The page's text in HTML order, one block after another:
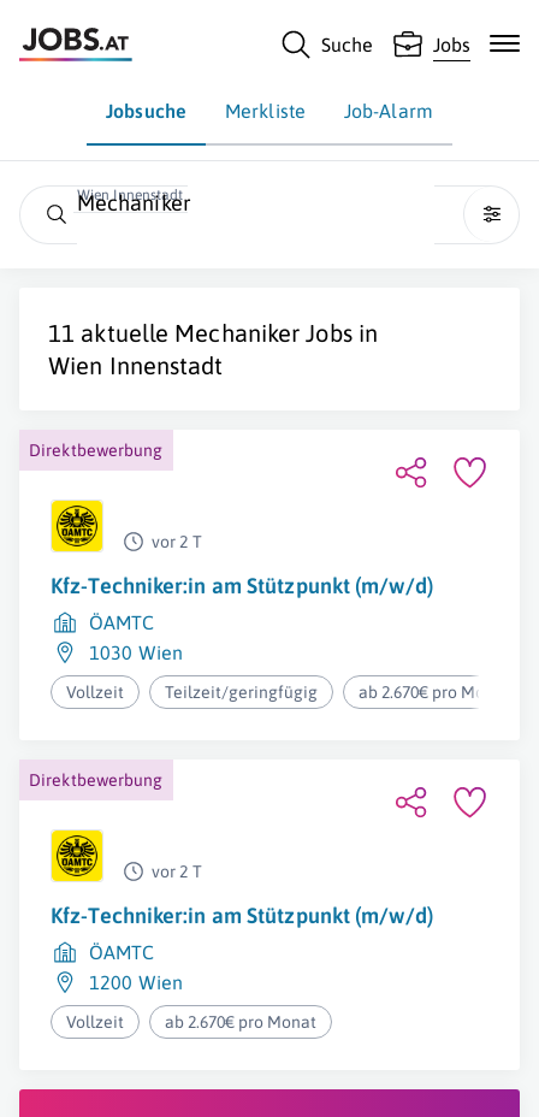
Suche Jobs
Jobsuche Merkliste Job-Alarm
Wien Innenstadt
Mechaniker
11 aktuelle Mechaniker Jobs in
Wien Innenstadt
Direktbewerbung
vor 2 T
Kfz-Techniker:in am Stützpunkt (m/w/d)
ÖAMTC
1030 Wien
Vollzeit Teilzeit/geringfügig ab 2.670€ pro Monat
Direktbewerbung
vor 2 T
Kfz-Techniker:in am Stützpunkt (m/w/d)
ÖAMTC
1200 Wien
Vollzeit ab 2.670€ pro Monat